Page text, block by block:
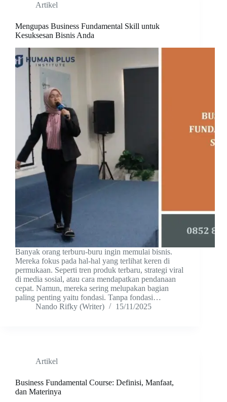
Artikel
Mengupas Business Fundamental Skill untuk
Kesuksesan Bisnis Anda
Banyak orang terburu-buru ingin memulai bisnis.
Mereka fokus pada hal-hal yang terlihat keren di
permukaan. Seperti tren produk terbaru, strategi viral
di media sosial, atau cara mendapatkan pendanaan
cepat. Namun, mereka sering melupakan bagian
paling penting yaitu fondasi. Tanpa fondasi…
Nando Rifky (Writer)
15/11/2025
Artikel
Business Fundamental Course: Definisi, Manfaat,
dan Materinya